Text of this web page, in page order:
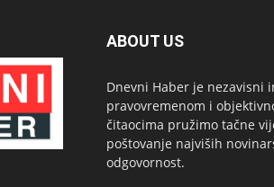
ABOUT US
Dnevni Haber je nezavisni
pravovremenom i
čitaocima pružimo tačne
poštovanje najviših
odgovornost.